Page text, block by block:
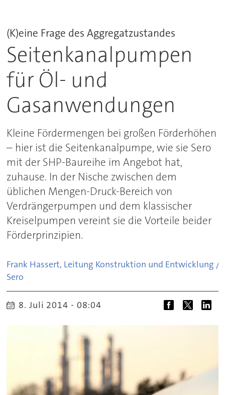
(K)eine Frage des Aggregatzustandes
Seitenkanalpumpen
für Öl- und
Gasanwendungen
Kleine Fördermengen bei großen Förderhöhen
– hier ist die Seitenkanalpumpe, wie sie Sero
mit der SHP-Baureihe im Angebot hat,
zuhause. In der Nische zwischen dem
üblichen Mengen-Druck-Bereich von
Verdrängerpumpen und dem klassischer
Kreiselpumpen vereint sie die Vorteile beider
Förderprinzipien.
Frank Hassert, Leitung Konstruktion und Entwicklung /
Sero
8. Juli 2014 - 08:04